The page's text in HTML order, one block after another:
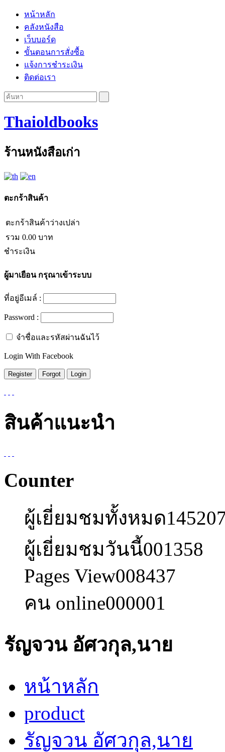
หน้าหลัก
คลังหนังสือ
เว็บบอร์ด
ขั้นตอนการสั่งซื้อ
แจ้งการชำระเงิน
ติดต่อเรา
Thaioldbooks
ร้านหนังสือเก่า
ตะกร้าสินค้า
ตะกร้าสินค้าว่างเปล่า
รวม 0.00 บาท
ชำระเงิน
ผู้มาเยือนกรุณาเข้าระบบ
ที่อยู่อีเมล์ :
Password :
จำชื่อและรหัสผ่านฉันไว้
Login With Facebook
สินค้าแนะนำ
Counter
ผู้เยี่ยมชมทั้งหมด
ผู้เยี่ยมชมวันนี้001358
Pages View008437
คน online000001
รัญจวน อัศวกุล,นาย
หน้าหลัก
product
รัญจวน อัศวกุล,นาย